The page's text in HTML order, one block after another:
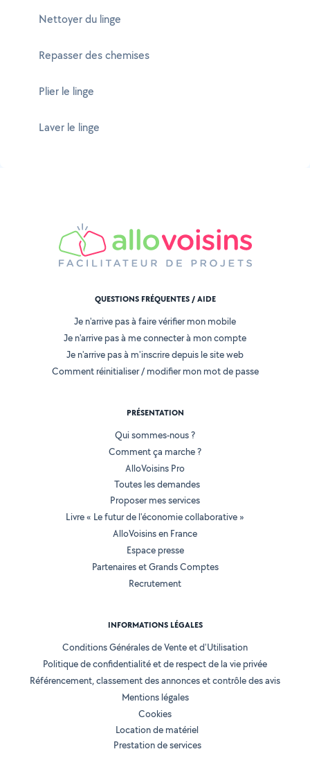
Nettoyer du linge
Repasser des chemises
Plier le linge
Laver le linge
QUESTIONS FRÉQUENTES / AIDE
Je n'arrive pas à faire vérifier mon mobile
Je n'arrive pas à me connecter à mon compte
Je n'arrive pas à m'inscrire depuis le site web
Comment réinitialiser / modifier mon mot de passe
PRÉSENTATION
Qui sommes-nous ?
Comment ça marche ?
AlloVoisins Pro
Toutes les demandes
Proposer mes services
Livre « Le futur de l'économie collaborative »
AlloVoisins en France
Espace presse
Partenaires et Grands Comptes
Recrutement
INFORMATIONS LÉGALES
Conditions Générales de Vente et d'Utilisation
Politique de confidentialité et de respect de la vie privée
Référencement, classement des annonces et contrôle des avis
Mentions légales
Cookies
Location de matériel
Prestation de services